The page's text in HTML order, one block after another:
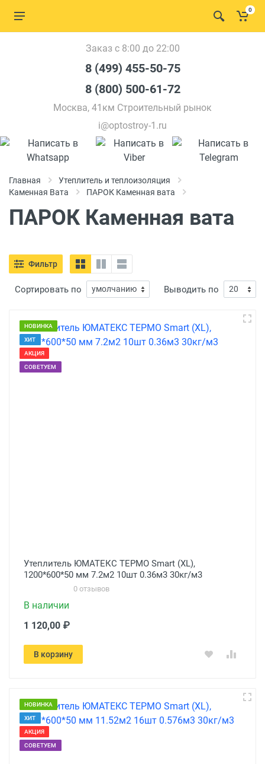
0
Заказ с 8:00 до 22:00
8 (499) 455-50-75
8 (800) 500-61-72
Москва, 41км Строительный рынок
i@optostroy-1.ru
Главная
Утеплитель и теплоизоляция
Каменная Вата
ПАРОК Каменная вата
ПАРОК Каменная вата
Фильтр
Сортировать по Выводить по
НОВИНКА
ХИТ
АКЦИЯ
СОВЕТУЕМ
Утеплитель ЮМАТЕКС ТЕРМО Smart (XL),
1200*600*50 мм 7.2м2 10шт 0.36м3 30кг/м3
0 отзывов
В наличии
1 120,00 ₽
В корзину
НОВИНКА
ХИТ
АКЦИЯ
СОВЕТУЕМ